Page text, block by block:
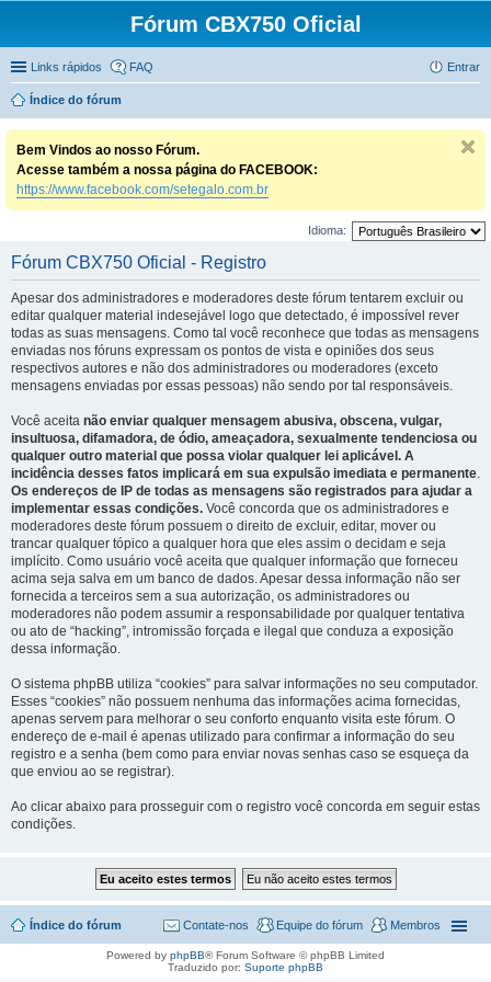
Fórum CBX750 Oficial
Links rápidos FAQ Entrar
Índice do fórum
Bem Vindos ao nosso Fórum.
Acesse também a nossa página do FACEBOOK:
https://www.facebook.com/setegalo.com.br
Idioma:
Fórum CBX750 Oficial - Registro
Apesar dos administradores e moderadores deste fórum tentarem excluir ou
editar qualquer material indesejável logo que detectado, é impossível rever
todas as suas mensagens. Como tal você reconhece que todas as mensagens
enviadas nos fóruns expressam os pontos de vista e opiniões dos seus
respectivos autores e não dos administradores ou moderadores (exceto
mensagens enviadas por essas pessoas) não sendo por tal responsáveis.
Você aceita não enviar qualquer mensagem abusiva, obscena, vulgar,
insultuosa, difamadora, de ódio, ameaçadora, sexualmente tendenciosa ou
qualquer outro material que possa violar qualquer lei aplicável. A
incidência desses fatos implicará em sua expulsão imediata e permanente.
Os endereços de IP de todas as mensagens são registrados para ajudar a
implementar essas condições. Você concorda que os administradores e
moderadores deste fórum possuem o direito de excluir, editar, mover ou
trancar qualquer tópico a qualquer hora que eles assim o decidam e seja
implícito. Como usuário você aceita que qualquer informação que forneceu
acima seja salva em um banco de dados. Apesar dessa informação não ser
fornecida a terceiros sem a sua autorização, os administradores ou
moderadores não podem assumir a responsabilidade por qualquer tentativa
ou ato de “hacking”, intromissão forçada e ilegal que conduza a exposição
dessa informação.
O sistema phpBB utiliza “cookies” para salvar informações no seu computador.
Esses “cookies” não possuem nenhuma das informações acima fornecidas,
apenas servem para melhorar o seu conforto enquanto visita este fórum. O
endereço de e-mail é apenas utilizado para confirmar a informação do seu
registro e a senha (bem como para enviar novas senhas caso se esqueça da
que enviou ao se registrar).
Ao clicar abaixo para prosseguir com o registro você concorda em seguir estas
condições.
Índice do fórum Membros
Equipe do fórum
Contate-nos
Powered by phpBB® Forum Software © phpBB Limited
Traduzido por: Suporte phpBB